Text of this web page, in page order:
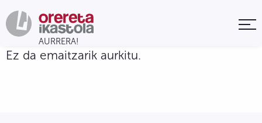
Ez da emaitzarik aurkitu.